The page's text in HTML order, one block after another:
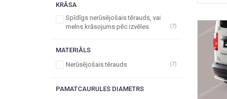
KRĀSA
Spīdīgs nerūsējošais tērauds, vai
melns krāsojums pēc izvēles
(7)
MATERIĀLS
Nerūsējošais tērauds
(7)
PAMATCAURULES DIAMETRS